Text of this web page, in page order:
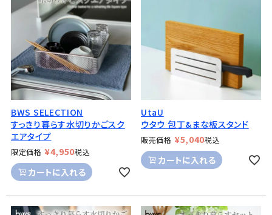
BWS SELECTION
すっきり暮らす水切りかごスク
エアタイプ
限定価格 ¥4,950税込
カートに入れる
UtaU
ウタウ 包丁&まな板スタンド
販売価格 ¥5,040税込
カートに入れる